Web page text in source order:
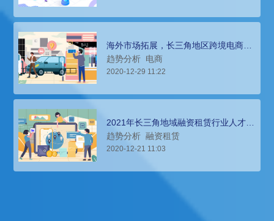
海外市场拓展，长三角地区跨境电商人
才招聘环境分析
趋势分析 电商
2020-12-29 11:22
2021年长三角地域融资租赁行业人才招
聘趋势预测
趋势分析 融资租赁
2020-12-21 11:03